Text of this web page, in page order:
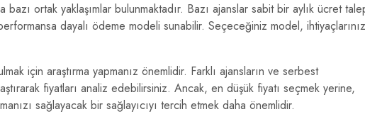
bazı ortak yaklaşımlar bulunmaktadır. Bazı ajanslar sabit bir aylık ücret
dayalı ödeme modeli sunabilir. Seçeceğiniz model,
için araştırma yapmanız önemlidir. Farklı ajansların ve serbest
fiyatları analiz edebilirsiniz. Ancak, en düşük fiyatı seçmek yerine,
sağlayacak bir sağlayıcıyı tercih etmek daha önemlidir.